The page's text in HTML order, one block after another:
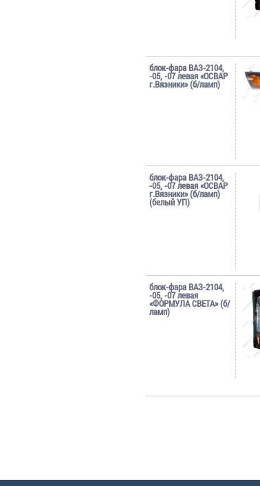
блок-фара ВАЗ-2104,
-05, -07 левая «ОСВАР
г.Вязники» (б/ламп)
блок-фара ВАЗ-2104,
-05, -07 левая «ОСВАР
г.Вязники» (б/ламп)
(белый УП)
блок-фара ВАЗ-2104,
-05, -07 левая
«ФОРМУЛА СВЕТА» (б/
ламп)